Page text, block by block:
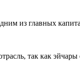
из главных
так как